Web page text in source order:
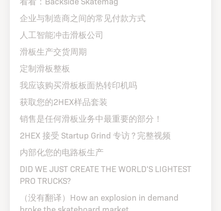
企业与制造商之间的常见付款方式
人工智能冲击滑板公司
滑板生产交货周期
定制滑板整板
我应该购买滑板板面热转印机吗
获取您的2HEX样品套装
销售是任何滑板业务中最重要的部分！
2HEX 接受 Startup Grind 专访 ?️ 完整视频
内部化您的电路板生产
DID WE JUST CREATE THE WORLD'S LIGHTEST
PRO TRUCKS?
（没有翻译）How an explosion in demand